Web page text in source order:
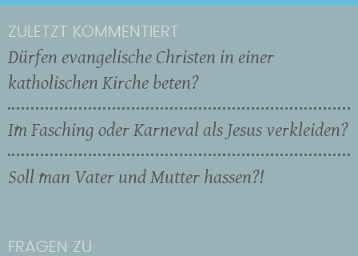
ZULETZT KOMMENTIERT
Dürfen evangelische Christen in einer
katholischen Kirche beten?
Im Fasching oder Karneval als Jesus verkleiden?
Soll man Vater und Mutter hassen?!
FRAGEN ZU